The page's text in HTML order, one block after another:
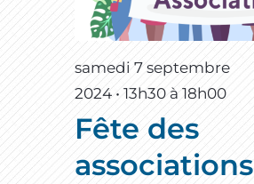
samedi 7 septembre
2024 • 13h30 à 18h00
Fête des
associations